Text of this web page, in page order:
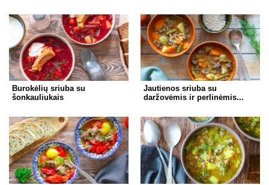
Burokėlių sriuba su
šonkauliukais
Jautienos sriuba su
daržovėmis ir perlinėmis...